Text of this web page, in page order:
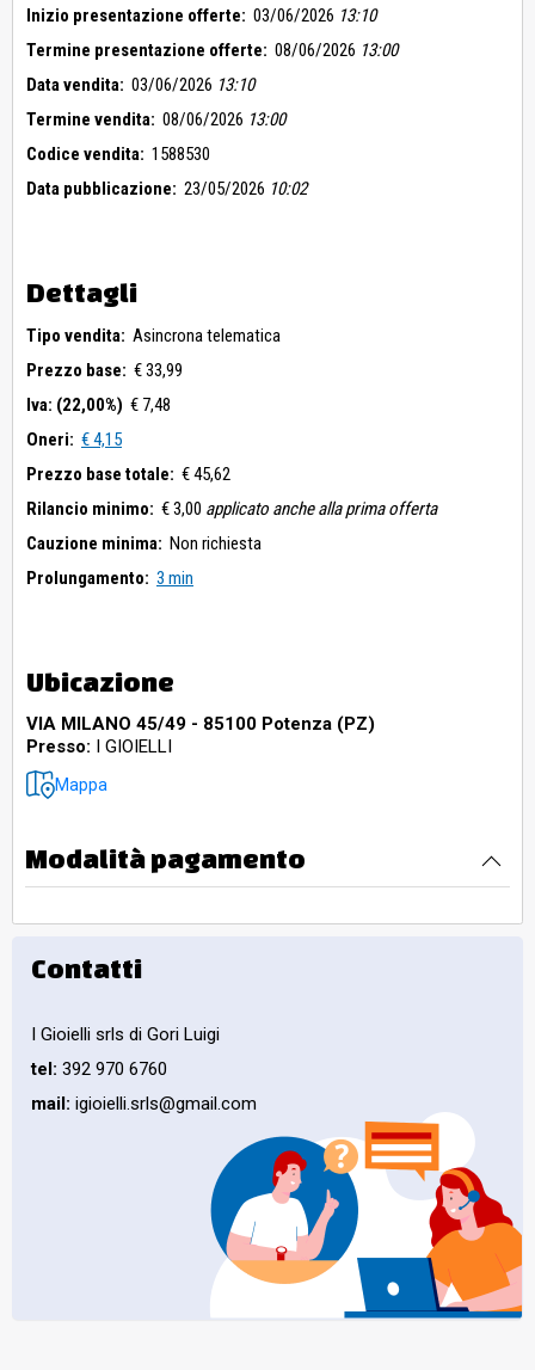
Inizio presentazione offerte: 03/06/2026 13:10
Termine presentazione offerte: 08/06/2026 13:00
Data vendita: 03/06/2026 13:10
Termine vendita: 08/06/2026 13:00
Codice vendita: 1588530
Data pubblicazione: 23/05/2026 10:02
Dettagli
Tipo vendita: Asincrona telematica
Prezzo base: € 33,99
Iva: (22,00%) € 7,48
Oneri: € 4,15
Prezzo base totale: € 45,62
Rilancio minimo: € 3,00 applicato anche alla prima offerta
Cauzione minima: Non richiesta
Prolungamento: 3 min
Ubicazione
VIA MILANO 45/49 - 85100 Potenza (PZ)
Presso: I GIOIELLI
Mappa
Modalità pagamento
Contatti
I Gioielli srls di Gori Luigi
tel: 392 970 6760
mail: igioielli.srls@gmail.com